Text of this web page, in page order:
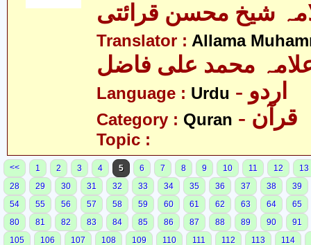
شیخ محسن قرائتی
Translator : Allama
محمد علی فاضل
Language : Urdu - اردو
Category : Quran - قرآن
Topic :
<< 1 2 3 4 5 6 7 8 9 10 11 12
13
28
29 30 31 32 33 34 35 36 37 38
39
54
55 56 57 58 59 60 61 62 63 64
65
80
81 82 83 84 85 86 87 88 89 90
91
105
106 107 108 109 110 111 112 113 114